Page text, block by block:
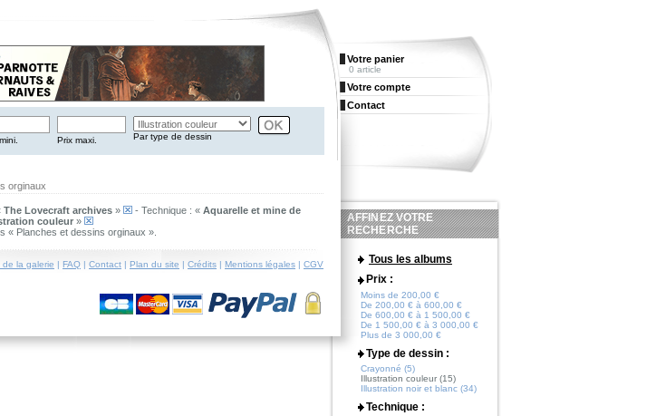
Prix maxi. Par type de dessin
orginaux
The Lovecraft archives » - Technique : « Aquarelle et mine de
couleur »
« Planches et dessins orginaux ».
de la galerie | FAQ | Contact | Plan du site | Crédits | Mentions légales | CGV
Votre panier
0 article
Votre compte
Contact
AFFINEZ VOTRE
RECHERCHE
Tous les albums
Prix :
Moins de 200,00 €
De 200,00 € à 600,00 €
De 600,00 € à 1 500,00 €
De 1 500,00 € à 3 000,00 €
Plus de 3 000,00 €
Type de dessin :
Crayonné (5)
Illustration couleur (15)
Illustration noir et blanc (34)
Technique :